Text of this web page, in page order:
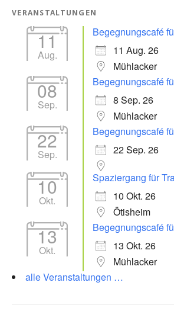
VERANSTALTUNGEN
11
Aug.
Begegnungscafé
11 Aug. 26
Mühlacker
08
Sep.
Begegnungscafé
8 Sep. 26
Mühlacker
22
Sep.
Begegnungscafé
22 Sep. 26
10
Okt.
Spaziergang für
10 Okt. 26
Ötisheim
13
Okt.
Begegnungscafé
13 Okt. 26
Mühlacker
alle Veranstaltungen …